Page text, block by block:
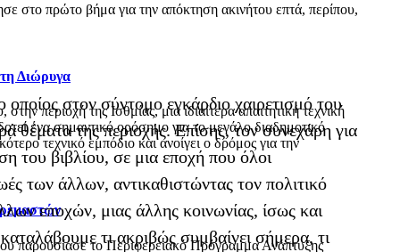
στο πρώτο βήμα για την απόκτηση ακινήτου επτά, περίπου,
Διώρυγα
περιοχή της Ισθμίας, μια ιδιαίτερα απαιτητική τεχνική
ένα σημαντικό ορόσημο για το μεγάλο διαδημοτικό
τεχνικό εμπόδιο και ανοίγει ο δρόμος για την
παρουσίασε το Περιφερειακό Πρόγραμμα Ανάπτυξης
στον σύντομο εγκάρδιο χαιρετισμό του
θέματα της περιοχής. Επίσης, τον συνεχάρη για
του βιβλίου, σε μια εποχή που όλοι
των άλλων, αντικαθιστώντας τον πολιτικό
εποχών, μιας άλλης κοινωνίας, ίσως και
τι ακριβώς συμβαίνει σήμερα, τι